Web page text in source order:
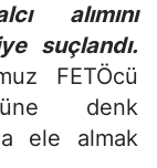
alımını
suçlandı.
FETÖcü
denk
ele almak